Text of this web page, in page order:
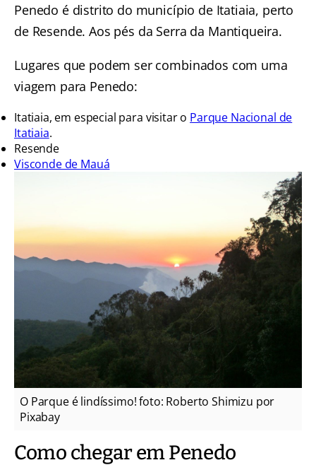
Penedo é distrito do município de Itatiaia, perto
de Resende. Aos pés da Serra da Mantiqueira.
Lugares que podem ser combinados com uma
viagem para Penedo:
Itatiaia, em especial para visitar o Parque Nacional de
Itatiaia.
Resende
Visconde de Mauá
O Parque é lindíssimo! foto: Roberto Shimizu por
Pixabay
Como chegar em Penedo